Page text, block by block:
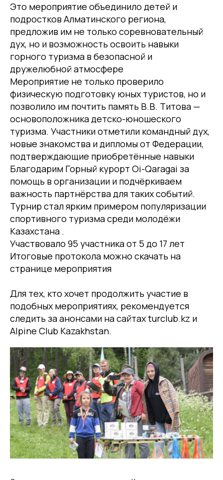
Это мероприятие объединило детей и
подростков Алматинского региона,
предложив им не только соревновательный
дух, но и возможность освоить навыки
горного туризма в безопасной и
дружелюбной атмосфере
Мероприятие не только проверило
физическую подготовку юных туристов, но и
позволило им почтить память В.В. Титова —
основоположника детско-юношеского
туризма. Участники отметили командный дух,
новые знакомства и дипломы от Федерации,
подтверждающие приобретённые навыки
Благодарим Горный курорт Oi-Qaragai за
помощь в организации и подчёркиваем
важность партнёрства для таких событий.
Турнир стал ярким примером популяризации
спортивного туризма среди молодёжи
Казахстана .
Участвовало 95 участника от 5 до 17 лет
Итоговые протокола можно скачать на
странице мероприятия
Для тех, кто хочет продолжить участие в
подобных мероприятиях, рекомендуется
следить за анонсами на сайтах turclub.kz и
Alpine Club Kazakhstan.